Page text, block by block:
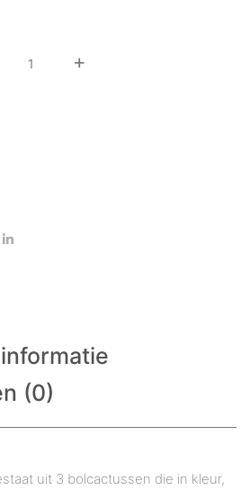
(0)
uit 3 bolcactussen die in kleur,